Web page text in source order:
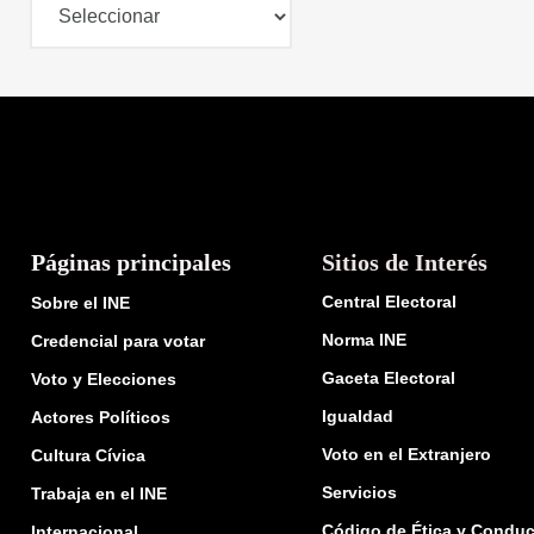
Páginas principales
Sobre el INE
Credencial para votar
Voto y Elecciones
Actores Políticos
Cultura Cívica
Trabaja en el INE
Sitios de Interés
Central Electoral
Norma INE
Gaceta Electoral
Igualdad
Voto en el Extranjero
Servicios